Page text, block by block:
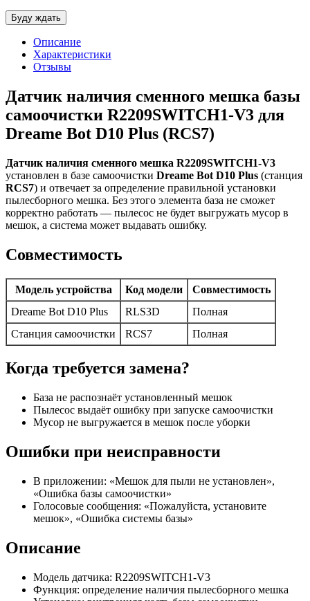
Описание
Характеристики
Отзывы
Датчик наличия сменного мешка базы
самоочистки R2209SWITCH1-V3 для
Dreame Bot D10 Plus (RCS7)
Датчик наличия сменного мешка R2209SWITCH1-V3
установлен в базе самоочистки Dreame Bot D10 Plus (станция
RCS7) и отвечает за определение правильной установки
пылесборного мешка. Без этого элемента база не сможет
корректно работать — пылесос не будет выгружать мусор в
мешок, а система может выдавать ошибку.
Совместимость
Модель устройства Код модели
Совместимость
Dreame Bot D10 Plus
RLS3D
Полная
Станция самоочистки
RCS7 Полная
Когда требуется замена?
База не распознаёт установленный мешок
Пылесос выдаёт ошибку при запуске самоочистки
Мусор не выгружается в мешок после уборки
Ошибки при неисправности
В приложении: «Мешок для пыли не установлен»,
«Ошибка базы самоочистки»
Голосовые сообщения: «Пожалуйста, установите
мешок», «Ошибка системы базы»
Описание
Модель датчика: R2209SWITCH1-V3
Функция: определение наличия пылесборного мешка